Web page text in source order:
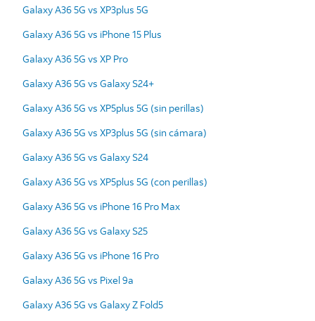
Galaxy A36 5G vs XP3plus 5G
Galaxy A36 5G vs iPhone 15 Plus
Galaxy A36 5G vs XP Pro
Galaxy A36 5G vs Galaxy S24+
Galaxy A36 5G vs XP5plus 5G (sin perillas)
Galaxy A36 5G vs XP3plus 5G (sin cámara)
Galaxy A36 5G vs Galaxy S24
Galaxy A36 5G vs XP5plus 5G (con perillas)
Galaxy A36 5G vs iPhone 16 Pro Max
Galaxy A36 5G vs Galaxy S25
Galaxy A36 5G vs iPhone 16 Pro
Galaxy A36 5G vs Pixel 9a
Galaxy A36 5G vs Galaxy Z Fold5